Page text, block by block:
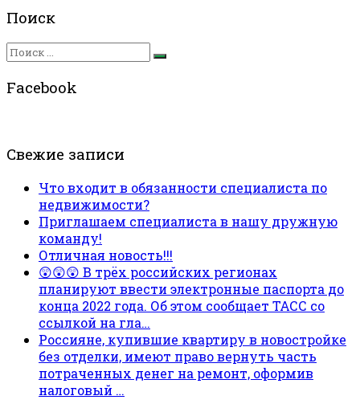
Поиск
Искать:
Facebook
Свежие записи
Что входит в обязанности специалиста по
недвижимости?
Приглашаем специалиста в нашу дружную
команду!
Отличная новость!!!
😲😲😲 В трёх российских регионах
планируют ввести электронные паспорта до
конца 2022 года. Об этом сообщает ТАСС со
ссылкой на гла…
Россияне, купившие квартиру в новостройке
без отделки, имеют право вернуть часть
потраченных денег на ремонт, оформив
налоговый …